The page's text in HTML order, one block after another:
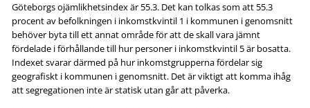
Göteborgs ojämlikhetsindex är 55.3. Det kan tolkas som att 55.3
procent av befolkningen i inkomstkvintil 1 i kommunen i genomsnitt
behöver byta till ett annat område för att de skall vara jämnt
fördelade i förhållande till hur personer i inkomstkvintil 5 är bosatta.
Indexet svarar därmed på hur inkomstgrupperna fördelar sig
geografiskt i kommunen i genomsnitt. Det är viktigt att komma ihåg
att segregationen inte är statisk utan går att påverka.